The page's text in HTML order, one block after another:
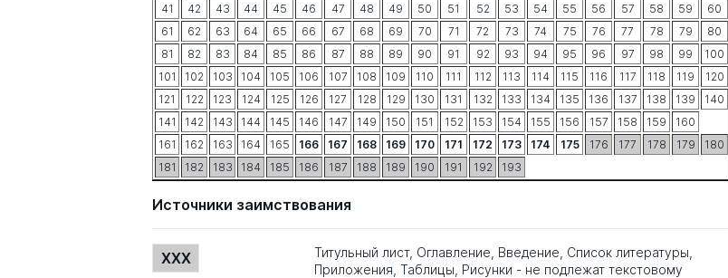
41
42 43 44 45 46 47 48 49 50 51 52 53 54 55 56 57 58 59
60
61
62 63 64 65 66 67 68 69 70 71 72 73 74 75 76 77 78 79
80
81
82 83 84 85 86 87 88 89 90 91 92 93 94 95 96 97 98 99
100
101
102 103 104 105 106 107 108 109 110 111 112 113 114 115 116 117 118 119
120
121
122 123 124 125 126 127 128 129 130 131 132 133 134 135 136 137 138 139
140
141
142 143 144 145 146 147 149 150 151 152 153 154 155 156 157 158 159
160
161
162 163 164 165 166 167 168 169 170 171 172 173 174 175 176 177 178 179
180
181
182 183 184 185 186 187 188 189 190 191 192 193
Источники заимствования
XXX
Титульный лист, Оглавление, Введение, Список литературы,
Приложения, Таблицы, Рисунки - не подлежат текстовому